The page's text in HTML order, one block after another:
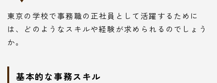
東京の学校で事務職の正社員として活躍するために
は、どのようなスキルや経験が求められるのでしょう
か。
基本的な事務スキル